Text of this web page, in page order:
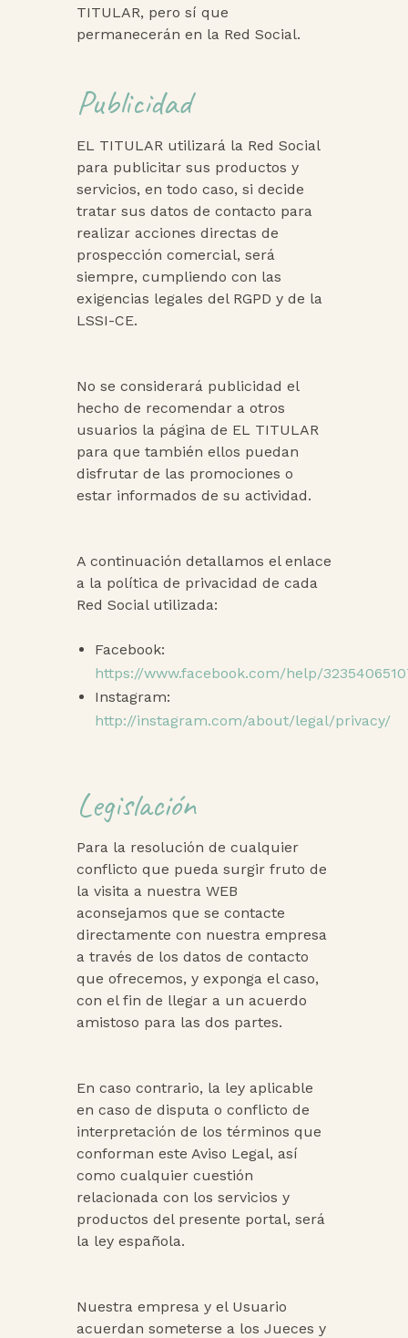
TITULAR, pero sí que
permanecerán en la Red Social.
Publicidad
EL TITULAR utilizará la Red Social
para publicitar sus productos y
servicios, en todo caso, si decide
tratar sus datos de contacto para
realizar acciones directas de
prospección comercial, será
siempre, cumpliendo con las
exigencias legales del RGPD y de la
LSSI-CE.
No se considerará publicidad el
hecho de recomendar a otros
usuarios la página de EL TITULAR
para que también ellos puedan
disfrutar de las promociones o
estar informados de su actividad.
A continuación detallamos el enlace
a la política de privacidad de cada
Red Social utilizada:
Facebook:
https://www.facebook.com/help/
Instagram:
http://instagram.com/about/legal/privacy/
Legislación
Para la resolución de cualquier
conflicto que pueda surgir fruto de
la visita a nuestra WEB
aconsejamos que se contacte
directamente con nuestra empresa
a través de los datos de contacto
que ofrecemos, y exponga el caso,
con el fin de llegar a un acuerdo
amistoso para las dos partes.
En caso contrario, la ley aplicable
en caso de disputa o conflicto de
interpretación de los términos que
conforman este Aviso Legal, así
como cualquier cuestión
relacionada con los servicios y
productos del presente portal, será
la ley española.
Nuestra empresa y el Usuario
acuerdan someterse a los Jueces y